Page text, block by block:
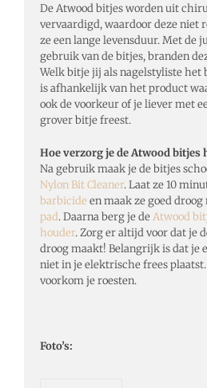
De Atwood bitjes worden uit
vervaardigd, waardoor deze niet
ze een lange levensduur. Met de
gebruik van de bitjes, branden
Welk bitje jij als nagelstyliste het
is afhankelijk van het product
ook de voorkeur of je liever met
grover bitje freest.
Hoe verzorg je de Atwood bitjes
Na gebruik maak je de bitjes
Nylon Bit Cleaner. Laat ze 10
barbicide en maak ze goed droog
pad. Daarna berg je deAtwood
houder. Zorg er altijd voor dat je
droog maakt! Belangrijk is dat je
niet in je elektrische frees
voorkom je roesten.
Foto’s: